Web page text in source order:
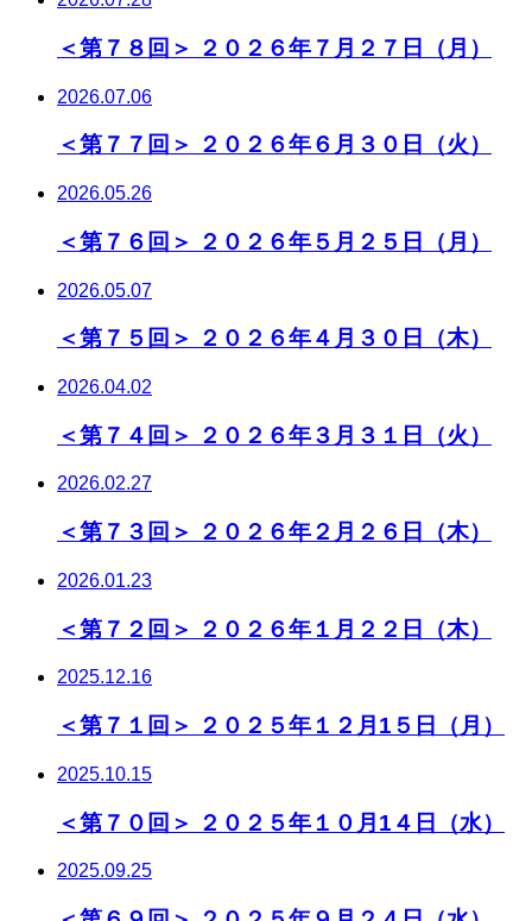
＜第７８回＞ ２０２６年７月２７日（月）
2026.07.06
＜第７７回＞ ２０２６年６月３０日（火）
2026.05.26
＜第７６回＞ ２０２６年５月２５日（月）
2026.05.07
＜第７５回＞ ２０２６年４月３０日（木）
2026.04.02
＜第７４回＞ ２０２６年３月３１日（火）
2026.02.27
＜第７３回＞ ２０２６年２月２６日（木）
2026.01.23
＜第７２回＞ ２０２６年１月２２日（木）
2025.12.16
＜第７１回＞ ２０２５年１２月1５日（月）
2025.10.15
＜第７０回＞ ２０２５年１０月1４日（水）
2025.09.25